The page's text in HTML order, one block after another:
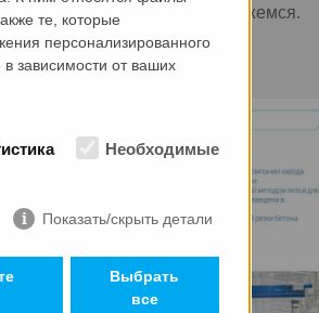
что мы стоим и куда мы движемся.
те, которые
персонализированного
зависимости от ваших
Необходимые
Показать/скрыть детали
Выбрать
все